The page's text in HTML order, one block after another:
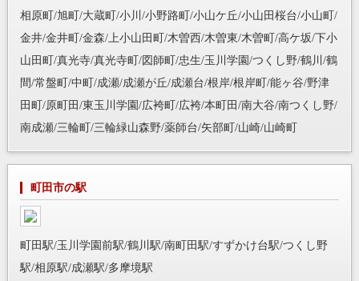
相原町/旭町/大蔵町/小川/小野路町/小山ケ丘/小山田桜台/小山町/
金井/金井町/金森/上小山田町/木曽西/木曽東/木曽町/高ケ坂/下小
山田町/真光寺/真光寺町/図師町/忠生/玉川学園/つくし野/鶴川/鶴
間/常盤町/中町/成瀬/成瀬が丘/成瀬台/根岸/根岸町/能ヶ谷/野津
田町/原町田/東玉川学園/広袴町/広袴/本町田/南大谷/南つくし野/
南成瀬/三輪町/三輪緑山森野/薬師台/矢部町/山崎/山崎町
町田市の駅
町田駅/玉川学園前駅/鶴川駅/南町田駅/すずかけ台駅/つくし野
駅/相原駅/成瀬駅/多摩境駅